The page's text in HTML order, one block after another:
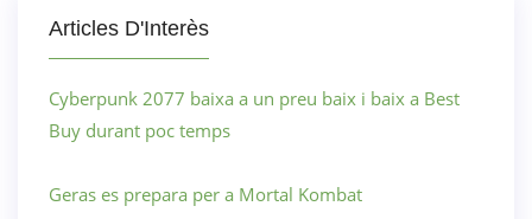
Articles D'Interès
Cyberpunk 2077 baixa a un preu baix i baix a Best
Buy durant poc temps
Geras es prepara per a Mortal Kombat